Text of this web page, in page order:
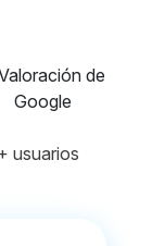
usuarios